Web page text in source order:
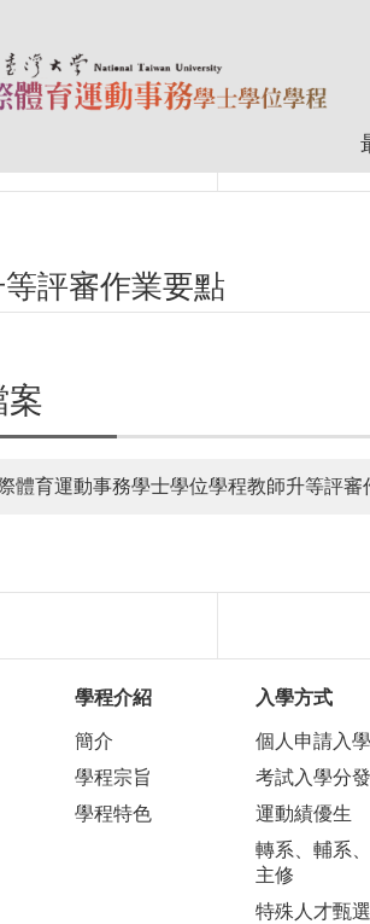
評審作業要點
案
體育運動事務學士學位學程教師升等評
學程介紹
簡介
學程宗旨
學程特色
入學方式
個人申請入學
考試入學分發
運動績優生
轉系、輔系
主修
特殊人才甄